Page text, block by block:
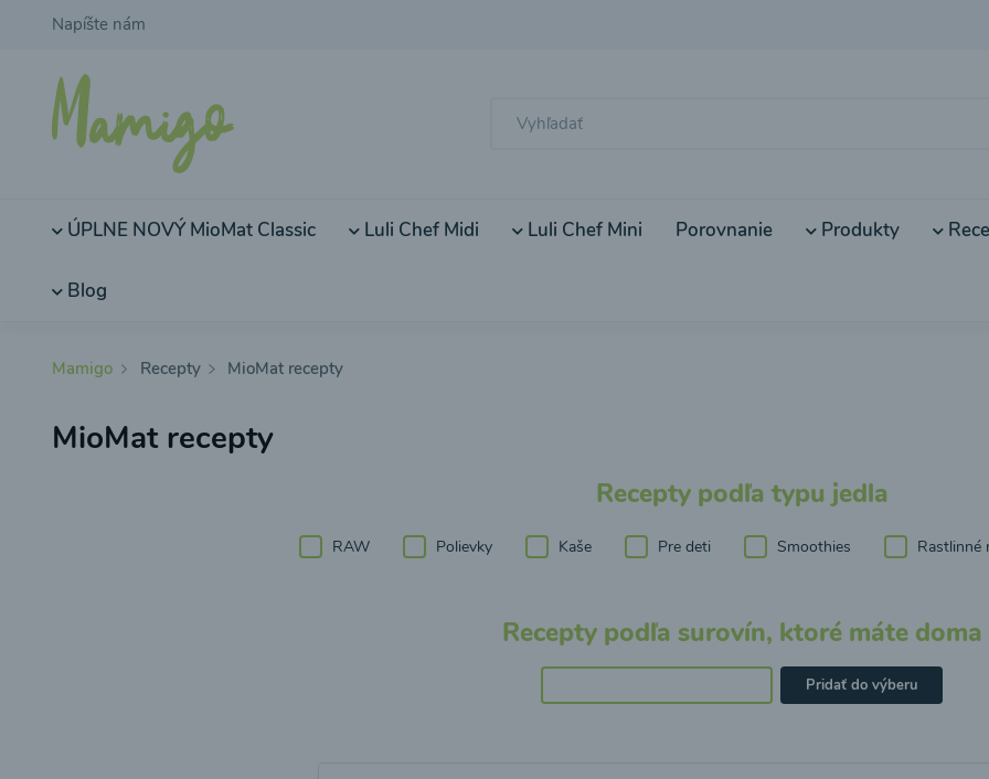
Napíšte nám
ÚPLNE NOVÝ MioMat Classic Luli Chef Midi Luli Chef Mini Porovnanie Produkty
Blog
Mamigo Recepty MioMat recepty
MioMat recepty
Recepty podľa typu jedla
RAW Polievky Kaše Pre deti Smoothies Rastlinné
Recepty podľa surovín, ktoré máte doma
Pridať do výberu